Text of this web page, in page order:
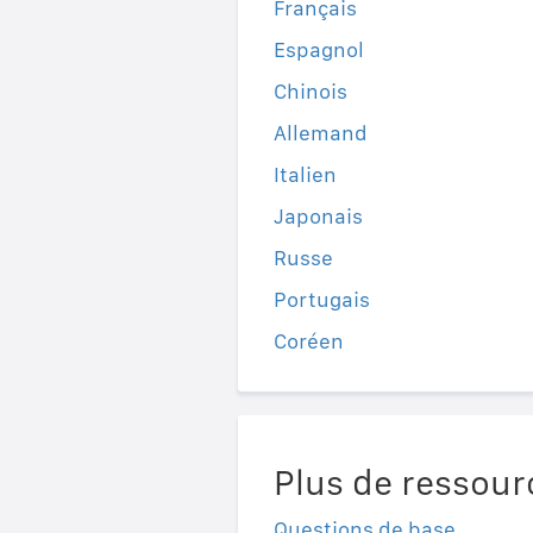
Français
Espagnol
Chinois
Allemand
Italien
Japonais
Russe
Portugais
Coréen
Plus de